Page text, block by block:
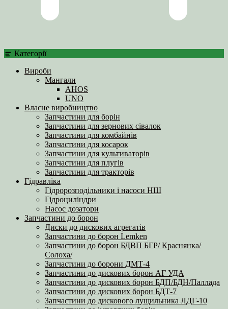
Категорії
Вироби
Мангали
AHOS
UNO
Власне виробництво
Запчастини для борін
Запчастини для зернових сівалок
Запчастини для комбайнів
Запчастини для косарок
Запчастини для культиваторів
Запчастини для плугів
Запчастини для тракторів
Гідравліка
Гідророзподільники і насоси НШ
Гідроциліндри
Насос дозатори
Запчастини до борон
Диски до дискових агрегатів
Запчастини до борон Lemken
Запчастини до борон БДВП БГР/ Краснянка/
Солоха/
Запчастини до борони ДМТ-4
Запчастини до дискових борон АГ УДА
Запчастини до дискових борон БДП/БДН/Паллада
Запчастини до дискових борон БДТ-7
Запчастини до дискового лущильника ЛДГ-10